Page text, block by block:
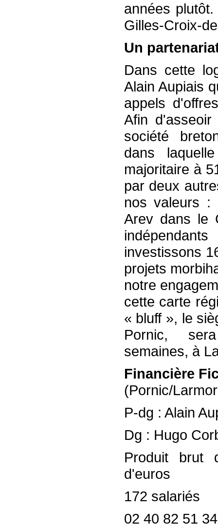
années
Gilles-Croix-
Un
Dans cette
Alain Aupiais
appels
Afin
société
dans
majoritaire à
par deux
nos valeurs :
Arev dans le
investissons
projets
notre
cette carte
« bluff », le
Pornic,
semaines, à
Financière
(Pornic/
P-dg : Alain
Dg : Hugo
Produit brut
d'euros
172 salariés
02 40 82 51 34